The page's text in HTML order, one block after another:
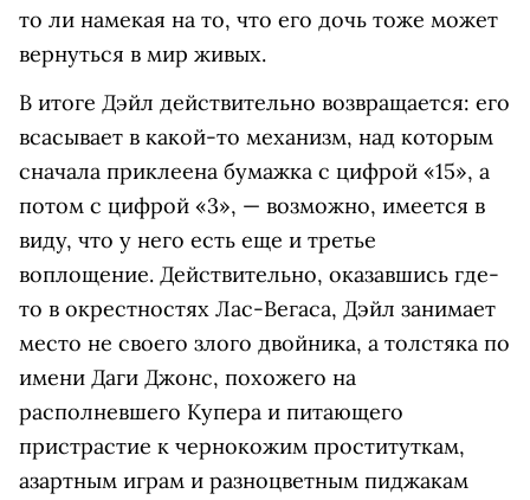
то ли намекая на то, что его дочь тоже может
вернуться в мир живых.
В итоге Дэйл действительно возвращается: его
всасывает в какой-то механизм, над которым
сначала приклеена бумажка с цифрой «15», а
потом с цифрой «3», — возможно, имеется в
виду, что у него есть еще и третье
воплощение. Действительно, оказавшись где-
то в окрестностях Лас-Вегаса, Дэйл занимает
место не своего злого двойника, а толстяка по
имени Даги Джонс, похожего на
располневшего Купера и питающего
пристрастие к чернокожим проституткам,
азартным играм и разноцветным пиджакам